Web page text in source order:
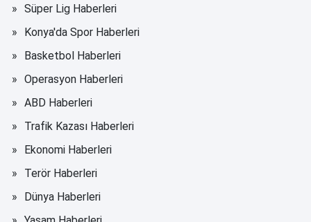
Süper Lig Haberleri
Konya'da Spor Haberleri
Basketbol Haberleri
Operasyon Haberleri
ABD Haberleri
Trafik Kazası Haberleri
Ekonomi Haberleri
Terör Haberleri
Dünya Haberleri